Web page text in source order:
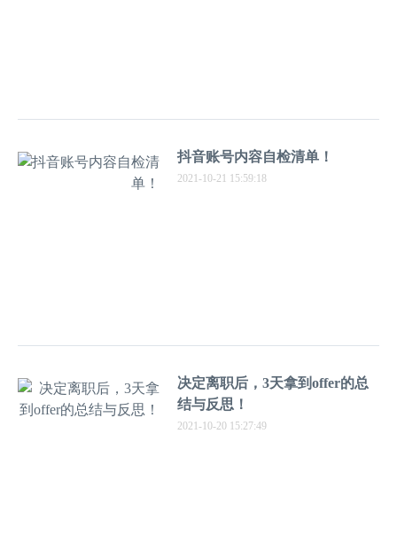
抖音账号内容自检清单！
2021-10-21 15:59:18
决定离职后，3天拿到offer的总
结与反思！
2021-10-20 15:27:49